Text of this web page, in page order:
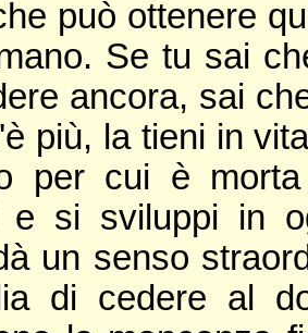
può ottenere
Se tu sai
ancora, sai
più, la tieni in
per cui è
e si sviluppi in
un senso
di cedere al